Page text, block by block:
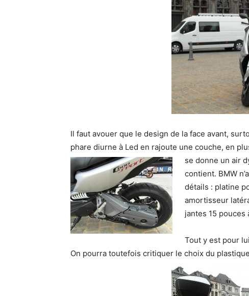
Il faut avouer que le design de la face avant,
phare diurne à Led en rajoute une couche, en
se donne un air
contient. BMW
détails : platine
amortisseur
jantes 15
Tout y est pour
On pourra toutefois critiquer le choix du